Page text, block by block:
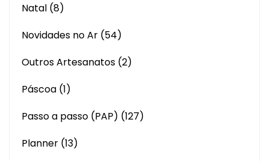
Natal (8)
Novidades no Ar (54)
Outros Artesanatos (2)
Páscoa (1)
Passo a passo (PAP) (127)
Planner (13)